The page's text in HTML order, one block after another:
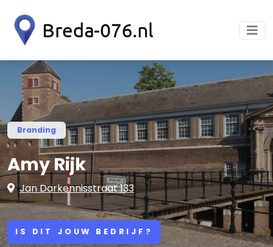
Branding
Amy Rijk
Jan Darkennisstraat 133
IS DIT JOUW BEDRIJF?